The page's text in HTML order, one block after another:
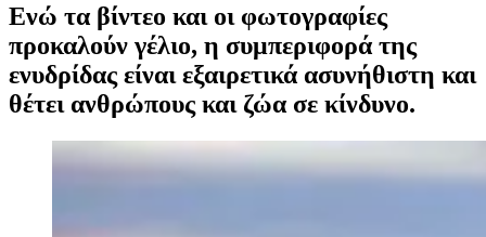
Ενώ τα βίντεο και οι φωτογραφίες
προκαλούν γέλιο, η συμπεριφορά της
ενυδρίδας είναι εξαιρετικά ασυνήθιστη και
θέτει ανθρώπους και ζώα σε κίνδυνο.